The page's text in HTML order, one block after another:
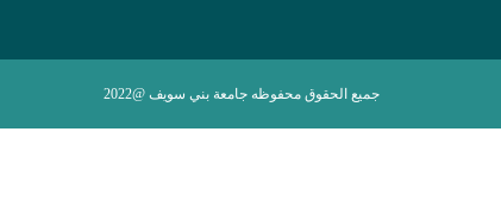
جميع الحقوق محفوظه جامعة بني سويف @2022